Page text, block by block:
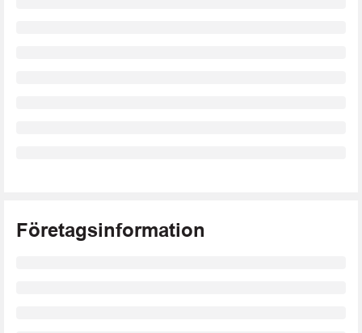
Företagsinformation